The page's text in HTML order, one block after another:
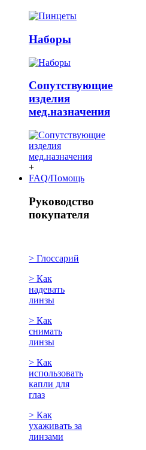
Наборы
Сопутствующие
изделия
мед.назначения
+
FAQ/Помощь
Руководство
покупателя
> Глоссарий
> Как
надевать
линзы
> Как
снимать
линзы
> Как
использовать
капли для
глаз
> Как
ухаживать за
линзами